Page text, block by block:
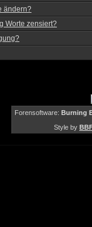
ändern?
Worte zensiert?
Forensoftware: Burning
Style by